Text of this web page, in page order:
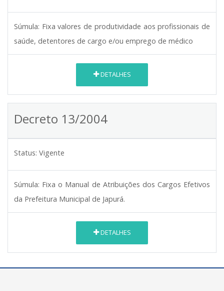
Súmula: Fixa valores de produtividade aos profissionais de
saúde, detentores de cargo e/ou emprego de médico
DETALHES
Decreto 13/2004
Status: Vigente
Súmula: Fixa o Manual de Atribuições dos Cargos Efetivos
da Prefeitura Municipal de Japurá.
DETALHES